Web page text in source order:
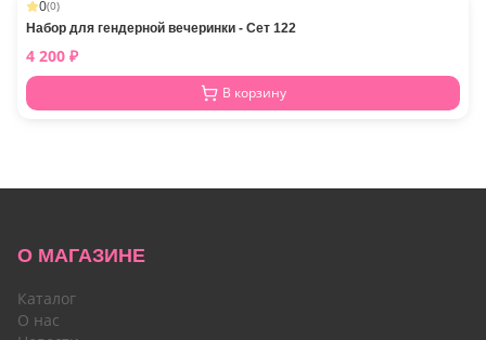
0(0)
Набор для гендерной вечеринки - Сет 122
4 200 ₽
В корзину
О МАГАЗИНЕ
Каталог
О нас